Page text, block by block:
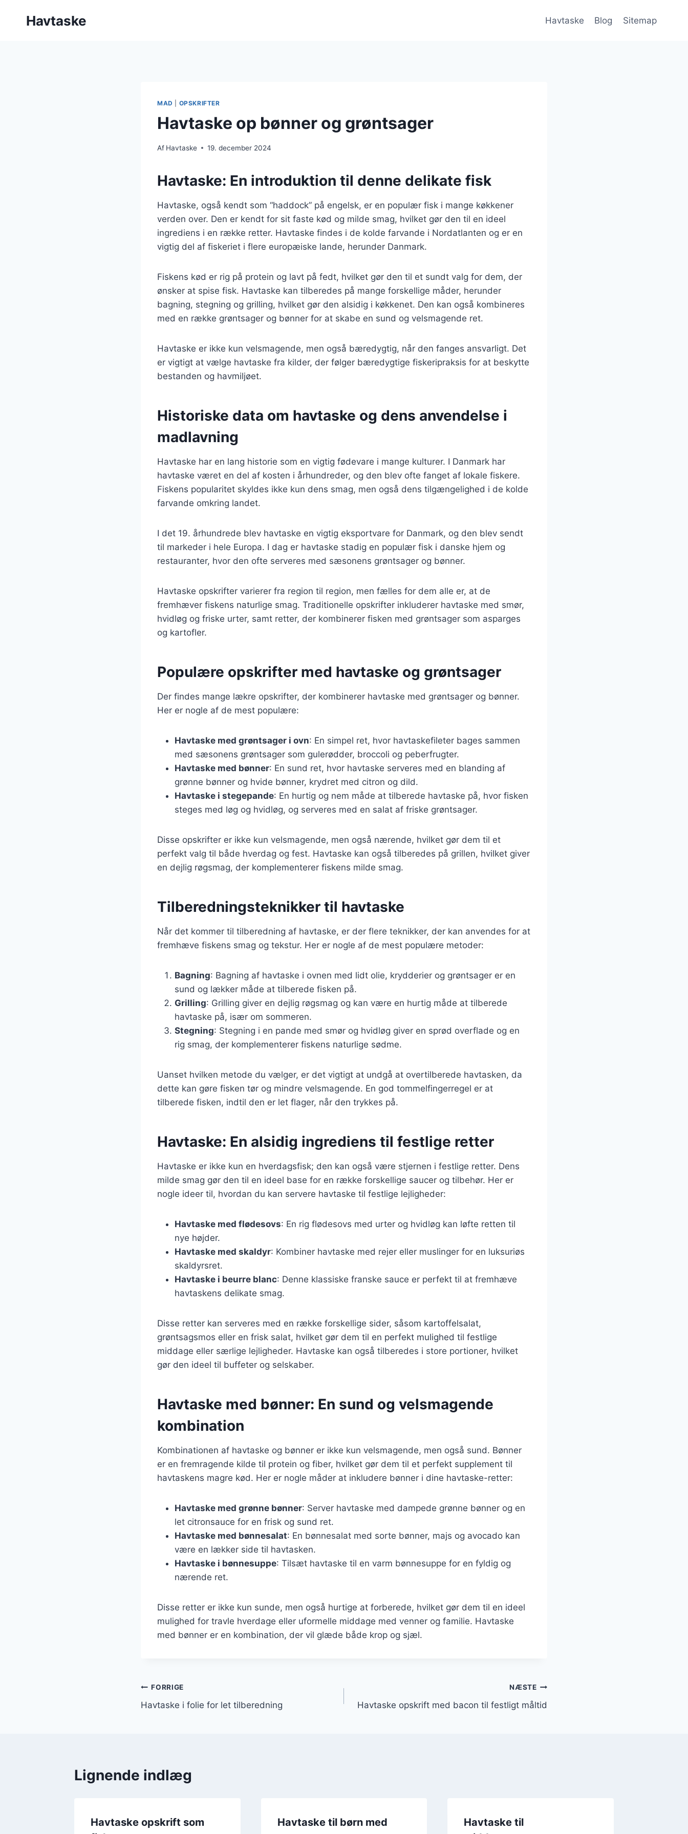
Havtaske Havtaske Blog Sitemap
MAD OPSKRIFTER
Havtaske op bønner og grøntsager
Af Havtaske 19. december 2024
Havtaske: En introduktion til denne delikate fisk
Havtaske, også kendt som “haddock” på engelsk, er en populær fisk i mange køkkener
verden over. Den er kendt for sit faste kød og milde smag, hvilket gør den til en ideel
ingrediens i en række retter. Havtaske findes i de kolde farvande i Nordatlanten og er en
vigtig del af fiskeriet i flere europæiske lande, herunder Danmark.
Fiskens kød er rig på protein og lavt på fedt, hvilket gør den til et sundt valg for dem, der
ønsker at spise fisk. Havtaske kan tilberedes på mange forskellige måder, herunder
bagning, stegning og grilling, hvilket gør den alsidig i køkkenet. Den kan også kombineres
med en række grøntsager og bønner for at skabe en sund og velsmagende ret.
Havtaske er ikke kun velsmagende, men også bæredygtig, når den fanges ansvarligt. Det
er vigtigt at vælge havtaske fra kilder, der følger bæredygtige fiskeripraksis for at beskytte
bestanden og havmiljøet.
Historiske data om havtaske og dens anvendelse i
madlavning
Havtaske har en lang historie som en vigtig fødevare i mange kulturer. I Danmark har
havtaske været en del af kosten i århundreder, og den blev ofte fanget af lokale fiskere.
Fiskens popularitet skyldes ikke kun dens smag, men også dens tilgængelighed i de kolde
farvande omkring landet.
I det 19. århundrede blev havtaske en vigtig eksportvare for Danmark, og den blev sendt
til markeder i hele Europa. I dag er havtaske stadig en populær fisk i danske hjem og
restauranter, hvor den ofte serveres med sæsonens grøntsager og bønner.
Havtaske opskrifter varierer fra region til region, men fælles for dem alle er, at de
fremhæver fiskens naturlige smag. Traditionelle opskrifter inkluderer havtaske med smør,
hvidløg og friske urter, samt retter, der kombinerer fisken med grøntsager som asparges
og kartofler.
Populære opskrifter med havtaske og grøntsager
Der findes mange lækre opskrifter, der kombinerer havtaske med grøntsager og bønner.
Her er nogle af de mest populære:
Havtaske med grøntsager i ovn: En simpel ret, hvor havtaskefileter bages sammen
med sæsonens grøntsager som gulerødder, broccoli og peberfrugter.
Havtaske med bønner: En sund ret, hvor havtaske serveres med en blanding af
grønne bønner og hvide bønner, krydret med citron og dild.
Havtaske i stegepande: En hurtig og nem måde at tilberede havtaske på, hvor fisken
steges med løg og hvidløg, og serveres med en salat af friske grøntsager.
Disse opskrifter er ikke kun velsmagende, men også nærende, hvilket gør dem til et
perfekt valg til både hverdag og fest. Havtaske kan også tilberedes på grillen, hvilket giver
en dejlig røgsmag, der komplementerer fiskens milde smag.
Tilberedningsteknikker til havtaske
Når det kommer til tilberedning af havtaske, er der flere teknikker, der kan anvendes for at
fremhæve fiskens smag og tekstur. Her er nogle af de mest populære metoder:
Bagning: Bagning af havtaske i ovnen med lidt olie, krydderier og grøntsager er en
sund og lækker måde at tilberede fisken på.
Grilling: Grilling giver en dejlig røgsmag og kan være en hurtig måde at tilberede
havtaske på, især om sommeren.
Stegning: Stegning i en pande med smør og hvidløg giver en sprød overflade og en
rig smag, der komplementerer fiskens naturlige sødme.
Uanset hvilken metode du vælger, er det vigtigt at undgå at overtilberede havtasken, da
dette kan gøre fisken tør og mindre velsmagende. En god tommelfingerregel er at
tilberede fisken, indtil den er let flager, når den trykkes på.
Havtaske: En alsidig ingrediens til festlige retter
Havtaske er ikke kun en hverdagsfisk; den kan også være stjernen i festlige retter. Dens
milde smag gør den til en ideel base for en række forskellige saucer og tilbehør. Her er
nogle ideer til, hvordan du kan servere havtaske til festlige lejligheder:
Havtaske med flødesovs: En rig flødesovs med urter og hvidløg kan løfte retten til
nye højder.
Havtaske med skaldyr: Kombiner havtaske med rejer eller muslinger for en luksuriøs
skaldyrsret.
Havtaske i beurre blanc: Denne klassiske franske sauce er perfekt til at fremhæve
havtaskens delikate smag.
Disse retter kan serveres med en række forskellige sider, såsom kartoffelsalat,
grøntsagsmos eller en frisk salat, hvilket gør dem til en perfekt mulighed til festlige
middage eller særlige lejligheder. Havtaske kan også tilberedes i store portioner, hvilket
gør den ideel til buffeter og selskaber.
Havtaske med bønner: En sund og velsmagende
kombination
Kombinationen af havtaske og bønner er ikke kun velsmagende, men også sund. Bønner
er en fremragende kilde til protein og fiber, hvilket gør dem til et perfekt supplement til
havtaskens magre kød. Her er nogle måder at inkludere bønner i dine havtaske-retter:
Havtaske med grønne bønner: Server havtaske med dampede grønne bønner og en
let citronsauce for en frisk og sund ret.
Havtaske med bønnesalat: En bønnesalat med sorte bønner, majs og avocado kan
være en lækker side til havtasken.
Havtaske i bønnesuppe: Tilsæt havtaske til en varm bønnesuppe for en fyldig og
nærende ret.
Disse retter er ikke kun sunde, men også hurtige at forberede, hvilket gør dem til en ideel
mulighed for travle hverdage eller uformelle middage med venner og familie. Havtaske
med bønner er en kombination, der vil glæde både krop og sjæl.
Indlægsnavigation
FORRIGE
Havtaske i folie for let tilberedning
NÆSTE
Havtaske opskrift med bacon til festligt måltid
Lignende indlæg
Havtaske opskrift som
Havtaske til børn med
Havtaske til